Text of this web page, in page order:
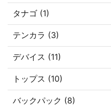
タナゴ (1)
テンカラ (3)
デバイス (11)
トップス (10)
バックパック (8)